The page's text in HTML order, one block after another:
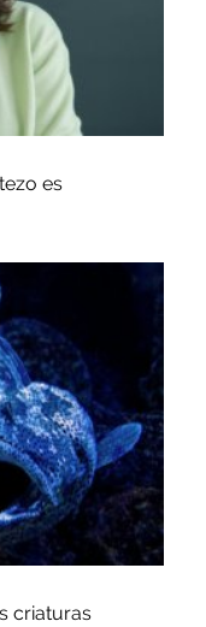
es
criaturas